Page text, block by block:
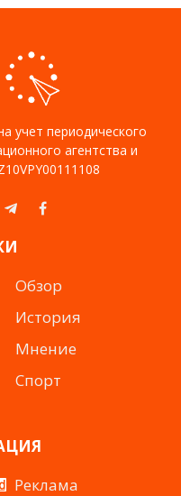
учет периодического
агентства и
TelegramFacebook
Обзор
История
Мнение
Спорт
Реклама